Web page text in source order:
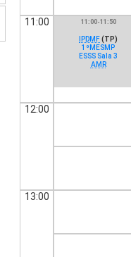
11:00 11:00-11:50
IPDMF(TP)
1ºMESMP
ESSS Sala 3
AMR
12:00
13:00